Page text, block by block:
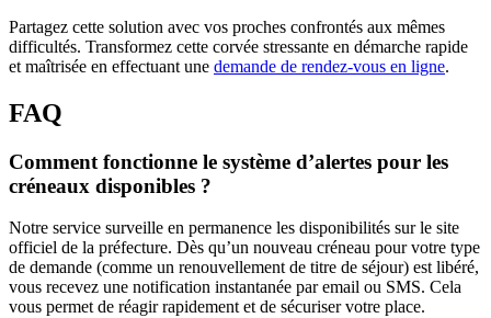
Partagez cette solution avec vos proches confrontés aux mêmes
difficultés. Transformez cette corvée stressante en démarche rapide
et maîtrisée en effectuant une demande de rendez-vous en ligne.
FAQ
Comment fonctionne le système d’alertes pour les
créneaux disponibles ?
Notre service surveille en permanence les disponibilités sur le site
officiel de la préfecture. Dès qu’un nouveau créneau pour votre type
de demande (comme un renouvellement de titre de séjour) est libéré,
vous recevez une notification instantanée par email ou SMS. Cela
vous permet de réagir rapidement et de sécuriser votre place.